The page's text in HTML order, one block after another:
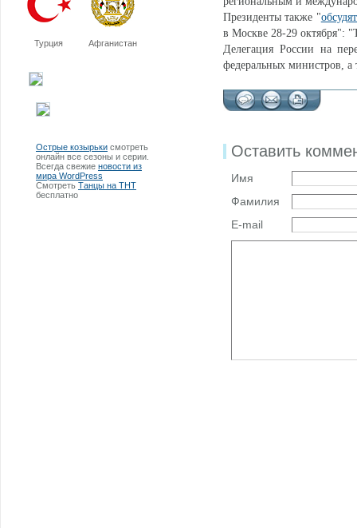
Турция Афганистан
Острые козырьки смотреть
онлайн все сезоны и серии.
Всегда свежие новости из
мира WordPress
Смотреть Танцы на ТНТ
бесплатно
Президенты также "
в Москве 28-29 октября":
Делегация России на
федеральных министров, а
Оставить
Имя
Фамилия
E-mail